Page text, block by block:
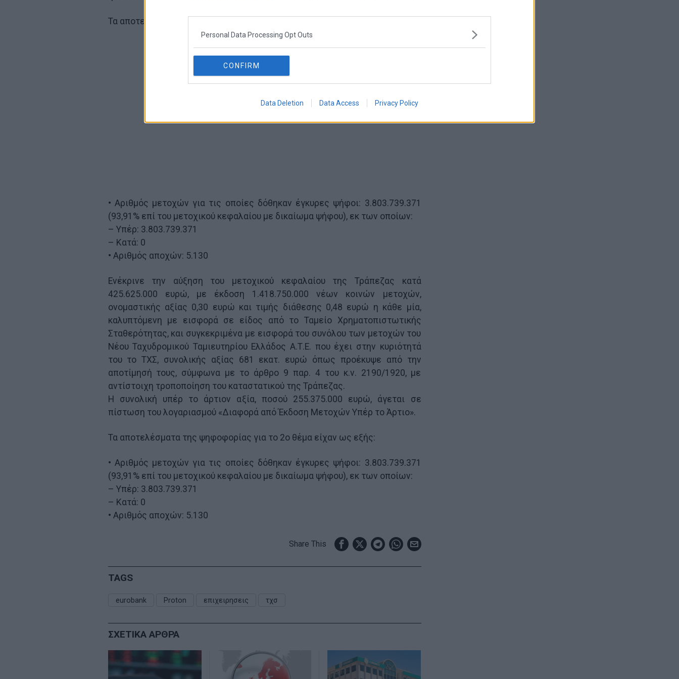
Personal Data Processing Opt Outs
CONFIRM
Data Deletion Data Access Privacy Policy
Τα αποτελέσματα της ψηφοφορίας για το 1 ο θέμα είχαν ως εξής:
• Αριθμός μετοχών για τις οποίες δόθηκαν έγκυρες ψήφοι: 3.803.739.371
(93,91% επί του μετοχικού κεφαλαίου με δικαίωμα ψήφου), εκ των οποίων:
– Υπέρ: 3.803.739.371
– Κατά: 0
• Αριθμός αποχών: 5.130
Ενέκρινε την αύξηση του μετοχικού κεφαλαίου της Τράπεζας κατά
425.625.000 ευρώ, με έκδοση 1.418.750.000 νέων κοινών μετοχών,
ονομαστικής αξίας 0,30 ευρώ και τιμής διάθεσης 0,48 ευρώ η κάθε μία,
καλυπτόμενη με εισφορά σε είδος από το Ταμείο Χρηματοπιστωτικής
Σταθερότητας, και συγκεκριμένα με εισφορά του συνόλου των μετοχών του
Νέου Ταχυδρομικού Ταμιευτηρίου Ελλάδος Α.Τ.Ε. που έχει στην κυριότητά
του το ΤΧΣ, συνολικής αξίας 681 εκατ. ευρώ όπως προέκυψε από την
αποτίμησή τους, σύμφωνα με το άρθρο 9 παρ. 4 του κ.ν. 2190/1920, με
αντίστοιχη τροποποίηση του καταστατικού της Τράπεζας.
Η συνολική υπέρ το άρτιον αξία, ποσού 255.375.000 ευρώ, άγεται σε
πίστωση του λογαριασμού «Διαφορά από Έκδοση Μετοχών Υπέρ το Άρτιο».
Τα αποτελέσματα της ψηφοφορίας για το 2ο θέμα είχαν ως εξής:
• Αριθμός μετοχών για τις οποίες δόθηκαν έγκυρες ψήφοι: 3.803.739.371
(93,91% επί του μετοχικού κεφαλαίου με δικαίωμα ψήφου), εκ των οποίων:
– Υπέρ: 3.803.739.371
– Κατά: 0
• Αριθμός αποχών: 5.130
Share This
TAGS
eurobank Proton επιχειρησεις τχσ
ΣΧΕΤΙΚΑ ΑΡΘΡΑ